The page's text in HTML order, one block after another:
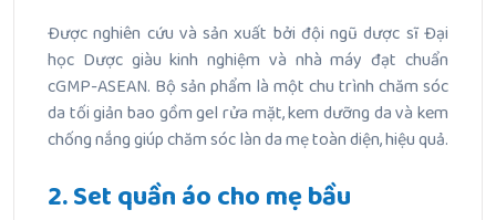
Được nghiên cứu và sản xuất bởi đội ngũ dược sĩ Đại
học Dược giàu kinh nghiệm và nhà máy đạt chuẩn
cGMP-ASEAN. Bộ sản phẩm là một chu trình chăm sóc
da tối giản bao gồm gel rửa mặt, kem dưỡng da và kem
chống nắng giúp chăm sóc làn da mẹ toàn diện, hiệu quả.
2. Set quần áo cho mẹ bầu